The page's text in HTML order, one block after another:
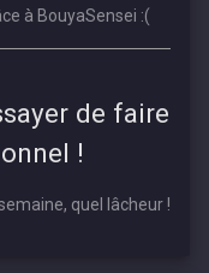
à BouyaSensei :(
de faire
!
quel lâcheur !